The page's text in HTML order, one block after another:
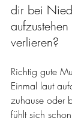
dir bei
verlieren?
Richtig gute
Einmal laut
zuhause oder
fühlt sich